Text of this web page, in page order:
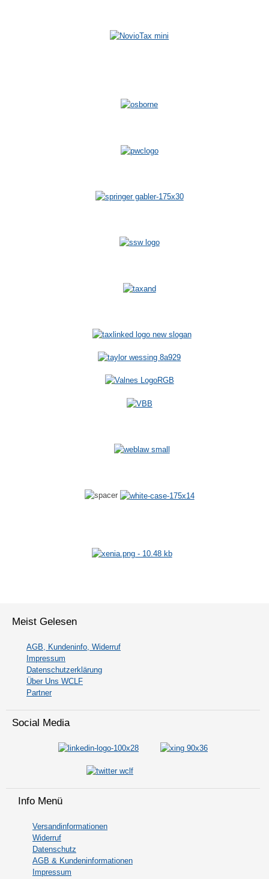
Meist Gelesen
AGB, Kundeninfo, Widerruf
Impressum
Datenschutzerklärung
Über Uns WCLF
Partner
Social Media
Info Menü
Versandinformationen
Widerruf
Datenschutz
AGB & Kundeninformationen
Impressum